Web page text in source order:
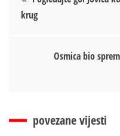
чланка
krug
Osmica bio
povezane vijesti